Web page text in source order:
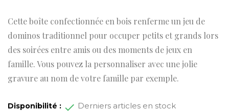
Cette boîte confectionnée en bois renferme un jeu de
dominos traditionnel pour occuper petits et grands lors
des soirées entre amis ou des moments de jeux en
famille. Vous pouvez la personnaliser avec une jolie
gravure au nom de votre famille par exemple.
Disponibilité : Derniers articles en stock